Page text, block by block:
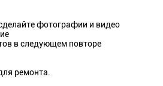
фотографии и видео
в следующем повторе
ремонта.